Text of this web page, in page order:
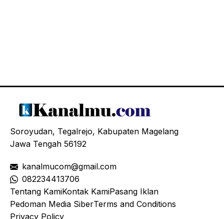
Soroyudan, Tegalrejo, Kabupaten Magelang
Jawa Tengah 56192
kanalmucom@gmail.com
082234413706
Tentang KamiKontak KamiPasang Iklan
Pedoman Media SiberTerms and Conditions
Privacy Policy